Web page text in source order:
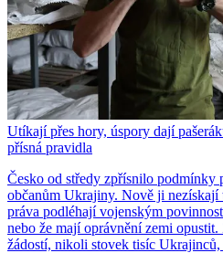
Utíkají přes hory, úspory dají
přísná pravidla
Česko od středy zpřísnilo podmínky
občanům Ukrajiny. Nově ji
práva podléhají vojenským
nebo že mají oprávnění zemi
žádostí, nikoli stovek tisíc